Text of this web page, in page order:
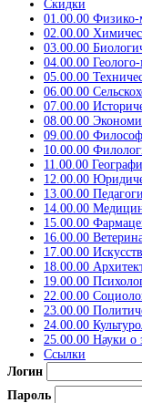
Скидки
01.00.00 Физико-
02.00.00
03.00.00
04.00.00
05.00.00
06.00.00
07.00.00
08.00.00
09.00.00
10.00.00
11.00.00
12.00.00
13.00.00
14.00.00
15.00.00
16.00.00
17.00.00
18.00.00
19.00.00
22.00.00
23.00.00
24.00.00
25.00.00 Науки о
Ссылки
Логин
Пароль